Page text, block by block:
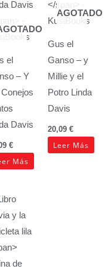
el
– Y
Conejos
Davis
€
Más
AGOTADO
Gus el
Ganso – y
Millie y el
Potro Linda
Davis
20,09 €
Leer Más